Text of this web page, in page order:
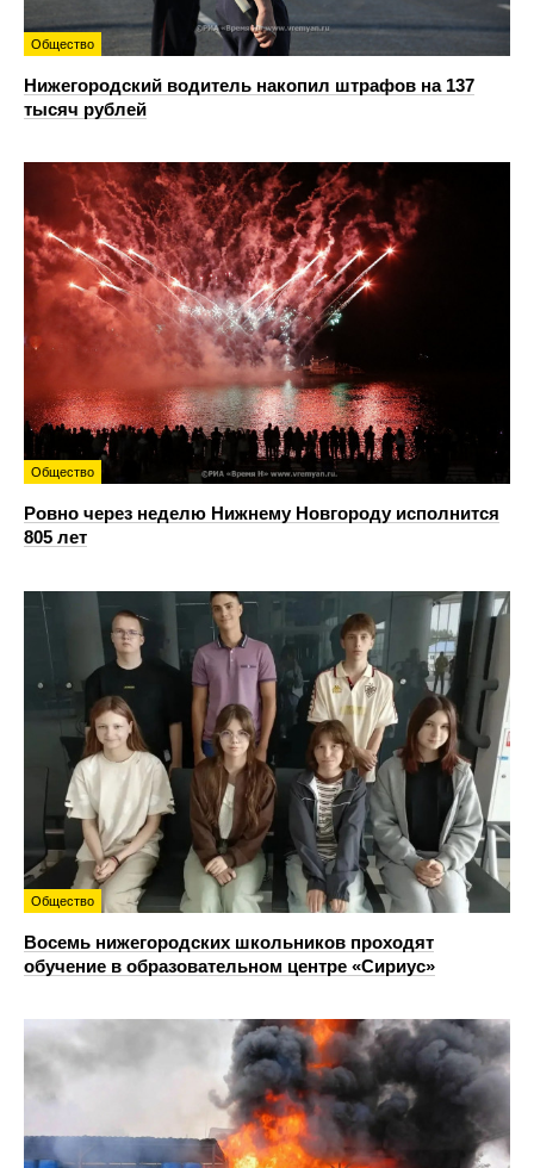
Общество
Нижегородский водитель накопил штрафов на 137
тысяч рублей
Общество
Ровно через неделю Нижнему Новгороду исполнится
805 лет
Общество
Восемь нижегородских школьников проходят
обучение в образовательном центре «Сириус»